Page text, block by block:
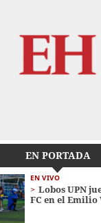
EN PORTADA
EN VIVO
Lobos UPN
FC en el